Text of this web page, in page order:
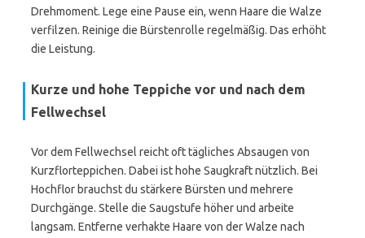
Drehmoment. Lege eine Pause ein, wenn Haare die Walze
verfilzen. Reinige die Bürstenrolle regelmäßig. Das erhöht
die Leistung.
Kurze und hohe Teppiche vor und nach dem
Fellwechsel
Vor dem Fellwechsel reicht oft tägliches Absaugen von
Kurzflorteppichen. Dabei ist hohe Saugkraft nützlich. Bei
Hochflor brauchst du stärkere Bürsten und mehrere
Durchgänge. Stelle die Saugstufe höher und arbeite
langsam. Entferne verhakte Haare von der Walze nach